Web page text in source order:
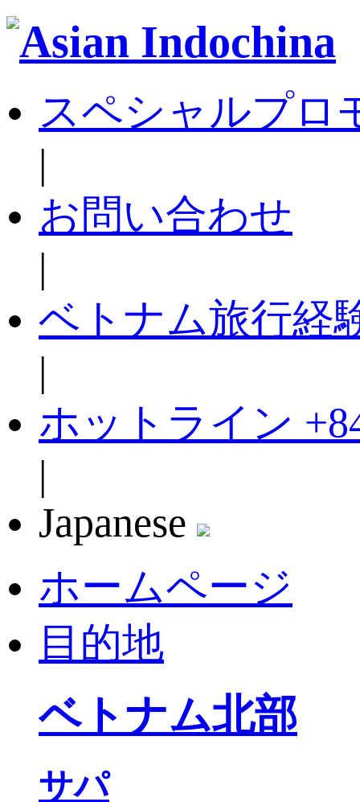
スペシャルプロ
|
お問い合わせ
|
ベトナム旅行経
|
ホットライン
|
Japanese
ホームページ
目的地
ベトナム北部
サパ